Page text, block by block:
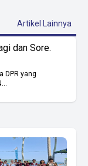
Artikel Lainnya
dan Sore.
DPR yang